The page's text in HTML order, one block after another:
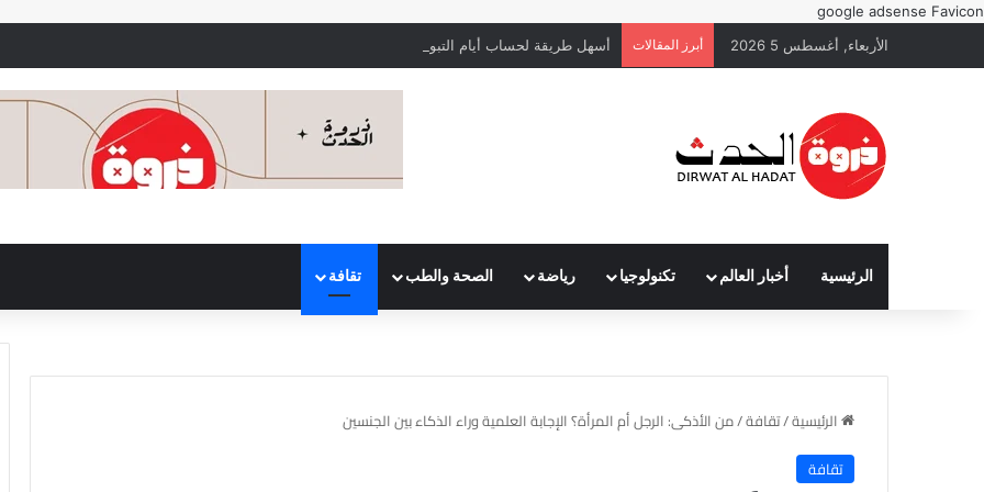
google adsense Favicon
الأربعاء, أغسطس 5 2026
أبرز المقالات أسهل طريقة لحساب أيام التبويض بدقة لتحقيق الحمل بشكل أسرع
الرئيسية أخبار العالم تكنولوجيا رياضة الصحة والطب تقافة
الرئيسية/تقافة/من الأذكى: الرجل أم المرأة؟ الإجابة العلمية وراء الذكاء بين الجنسين
تقافة